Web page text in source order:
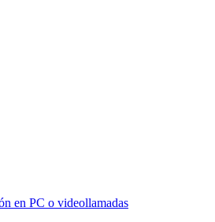
en PC o videollamadas